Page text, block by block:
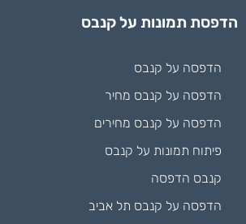
הדפסת תמונות על קנבס
הדפסה על קנבס
הדפסה על קנבס מחיר
הדפסה על קנבס מחירים
פיתוח תמונות על קנבס
קנבס הדפסה
הדפסה על קנבס תל אביב